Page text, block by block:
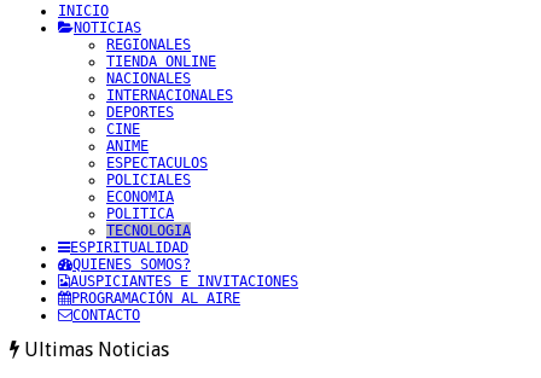
INICIO
NOTICIAS
REGIONALES
TIENDA ONLINE
NACIONALES
INTERNACIONALES
DEPORTES
CINE
ANIME
ESPECTACULOS
POLICIALES
ECONOMIA
POLITICA
TECNOLOGIA
ESPIRITUALIDAD
QUIENES SOMOS?
AUSPICIANTES E INVITACIONES
PROGRAMACIÓN AL AIRE
CONTACTO
Ultimas Noticias